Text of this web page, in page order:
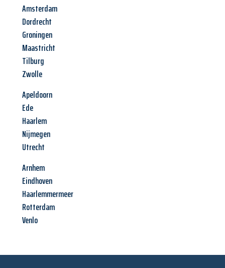
Amsterdam
Dordrecht
Groningen
Maastricht
Tilburg
Zwolle
Apeldoorn
Ede
Haarlem
Nijmegen
Utrecht
Arnhem
Eindhoven
Haarlemmermeer
Rotterdam
Venlo